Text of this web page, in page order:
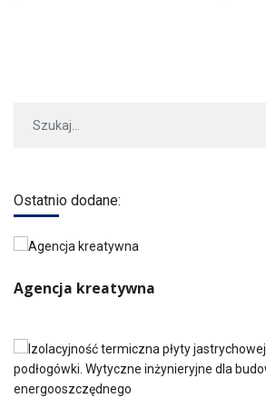
Ostatnio dodane:
Agencja kreatywna